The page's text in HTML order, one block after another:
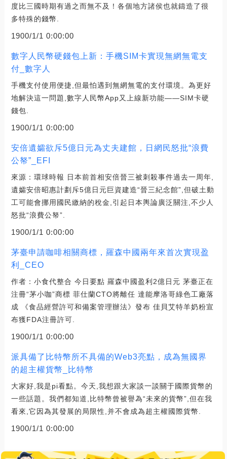
度比三國時期有過之而無不及！各個地方諸侯也就鑄造了很
多特殊的錢幣.
1900/1/1 0:00:00
數字人民幣硬錢包上新：手機SIM卡實現無網無電支
付_數字人
手機支付使用便捷,但最怕遇到無網無電的支付環境。為更好
地解決這一問題,數字人民幣App又上線新功能——SIM卡硬
錢包.
1900/1/1 0:00:00
安倍遺孀欲斥5億日元為丈夫建館，日網民怒批“浪費
公帑”_EFI
來源：環球時報 日本前首相安倍晉三被刺殺事件過去一周年,
遺孀安倍昭惠計劃斥5億日元巨資建造“晉三紀念館”,但破土動
工可能會挪用國民繳納的稅金,引起日本輿論廣泛關注,不少人
怒批“浪費公帑”.
1900/1/1 0:00:00
茅臺申請咖啡相關商標，羅森中國兩年來首次實現盈
利_CEO
作者：小食代整合 今日要點 羅森中國盈利2億日元 茅臺正在
注冊“茅小咖”商標 菲仕蘭CTO將離任 達能摩洛哥綠色工廠落
成 《食品經營許可和備案管理辦法》發布 佳貝艾特羊奶粉宣
布獲FDA注冊許可.
1900/1/1 0:00:00
派具備了比特幣所不具備的Web3亮點，成為無國界
的超主權貨幣_比特幣
大家好,我是pi看點。今天,我想跟大家談一談關于國際貨幣的
一些話題。我們都知道,比特幣曾被譽為“未來的貨幣”,但在我
看來,它因為其發展的局限性,并不會成為超主權國際貨幣.
1900/1/1 0:00:00